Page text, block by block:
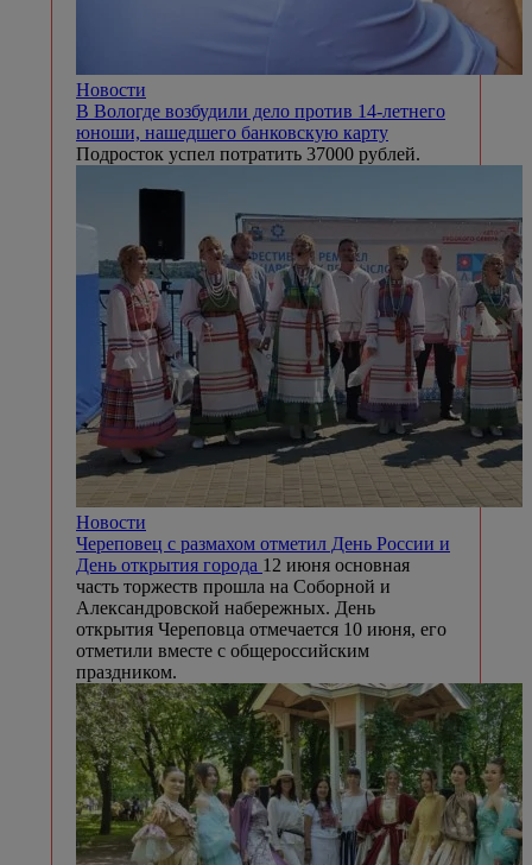
Новости
В Вологде возбудили дело против 14-летнего
юноши, нашедшего банковскую карту
Подросток успел потратить 37000 рублей.
Новости
Череповец с размахом отметил День России и
День открытия города 12 июня основная
часть торжеств прошла на Соборной и
Александровской набережных. День
открытия Череповца отмечается 10 июня, его
отметили вместе с общероссийским
праздником.